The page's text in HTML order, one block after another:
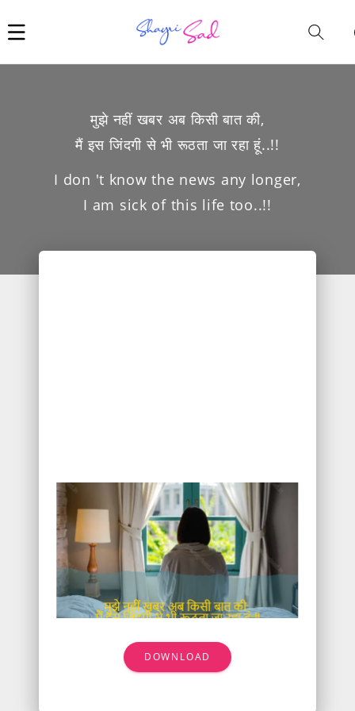
मुझे नहीं खबर अब किसी बात की,
मैं इस जिंदगी से भी रूठता जा रहा हूं..!!
I don 't know the news any longer,
I am sick of this life too..!!
DOWNLOAD